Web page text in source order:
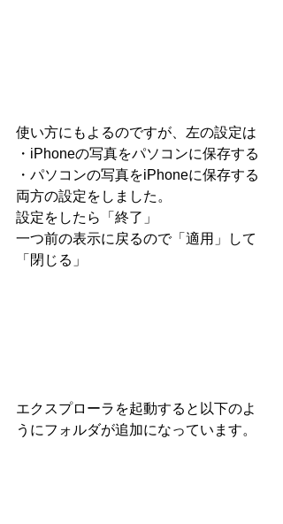
使い方にもよるのですが、左の設定は
・iPhoneの写真をパソコンに保存する
・パソコンの写真をiPhoneに保存する
両方の設定をしました。
設定をしたら「終了」
一つ前の表示に戻るので「適用」して
「閉じる」
エクスプローラを起動すると以下のよ
うにフォルダが追加になっています。